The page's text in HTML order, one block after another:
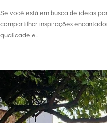
Se você está em busca de ideias
compartilhar inspirações
qualidade e...